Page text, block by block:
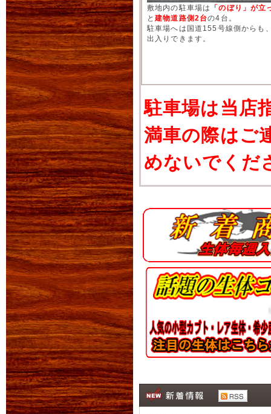
敷地内の駐車場は
「のぼり」が
と建物道路側2台の4台。
駐車場へは国道155号線側からも
出入りできます。
駐車場は当店
満車の際はご
めないでくだ